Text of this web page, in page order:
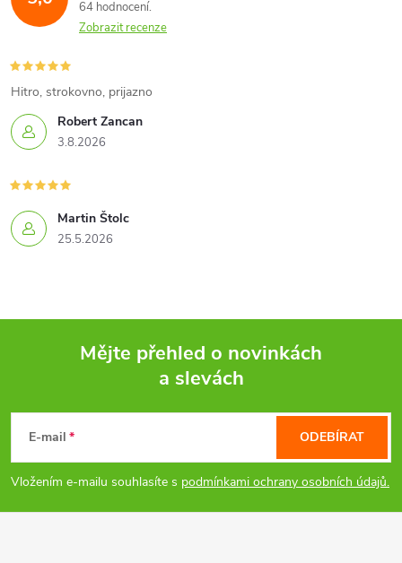
64 hodnocení
Zobrazit recenze
Robert Zancan
3.8.2026
Hitro, strokovno, prijazno
Martin Štolc
25.5.2026
p
a
Mějte přehled o novinkách
a slevách
E-mail
Vložením e-mailu souhlasíte s podmínkami ochrany osobních údajů.
ODEBÍRAT